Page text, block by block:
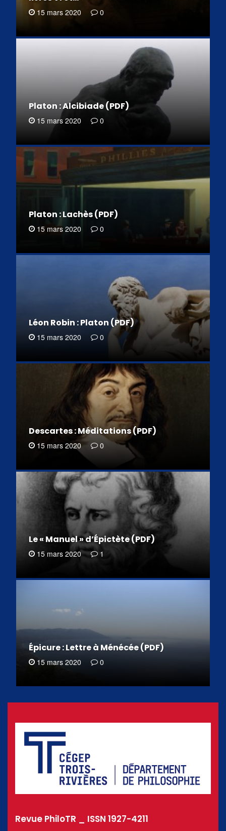
15 mars 2020 0
Platon : Alcibiade (PDF)
15 mars 2020 0
Platon : Lachès (PDF)
15 mars 2020 0
Léon Robin : Platon (PDF)
15 mars 2020 0
Descartes : Méditations (PDF)
15 mars 2020 0
Le « Manuel » d’Épictète (PDF)
15 mars 2020 1
Épicure : Lettre à Ménécée (PDF)
15 mars 2020 0
Revue PhiloTR _ ISSN 1927-4211